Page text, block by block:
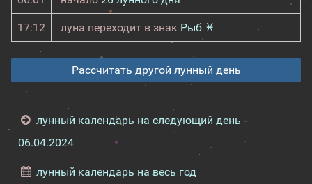
17:12 луна переходит в знак Рыб ♓
Рассчитать другой лунный день
лунный календарь на следующий день -
06.04.2024
лунный календарь на весь год